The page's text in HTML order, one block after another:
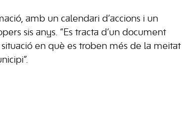
amb un calendari d’accions i un
sis anys. “Es tracta d’un document
en què es troben més de la meitat